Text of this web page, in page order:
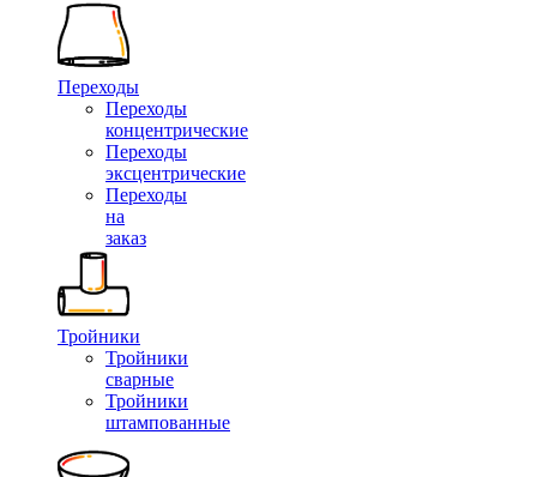
Переходы
Переходы
концентрические
Переходы
эксцентрические
Переходы
на
заказ
Тройники
Тройники
сварные
Тройники
штампованные